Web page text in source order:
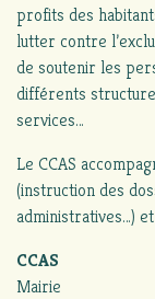
profits des
lutter contre
de soutenir les
différents
services…
Le CCAS
(instruction des
administratives…)
CCAS
Mairie